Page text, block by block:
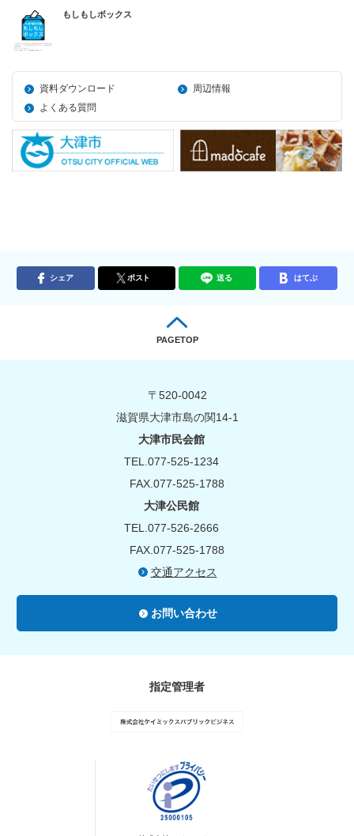
もしもしボックス
資料ダウンロード
周辺情報
よくある質問
シェア ポスト 送る はてぶ
PAGETOP
〒520-0042
滋賀県大津市島の関14-1
大津市民会館
TEL.077-525-1234
FAX.077-525-1788
大津公民館
TEL.077-526-2666
FAX.077-525-1788
交通アクセス
お問い合わせ
指定管理者